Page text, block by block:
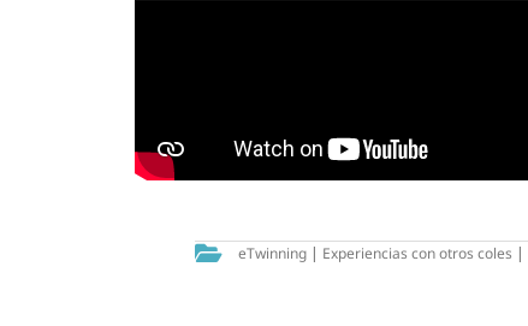
eTwinning| Experiencias con otros coles |